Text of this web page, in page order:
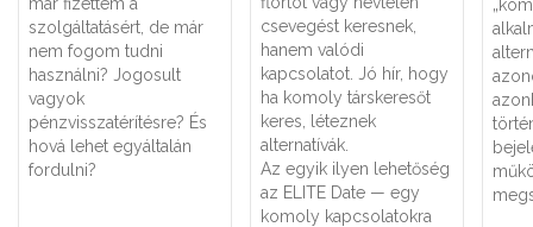
szolgáltatásért, de már
nem fogom tudni
használni? Jogosult
vagyok
pénzvisszatérítésre? És
hová lehet egyáltalán
fordulni?
csevegést keresnek,
hanem valódi
kapcsolatot. Jó hír, hogy
ha komoly társkeresőt
keres, léteznek
alternatívák.
Az egyik ilyen lehetőség
az ELITE Date — egy
komoly kapcsolatokra